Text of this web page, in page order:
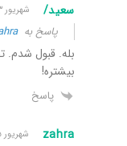
سعید/ شهریور ۲۳, ۱۳۹۴ ۱۱:۵۴ ق٫ظ
پاسخ به
بله. قبول شدم.
بیشتره!
پاسخ
zahra شهریور ۲۵, ۱۳۹۴ ۰:۴۲ ق٫ظ